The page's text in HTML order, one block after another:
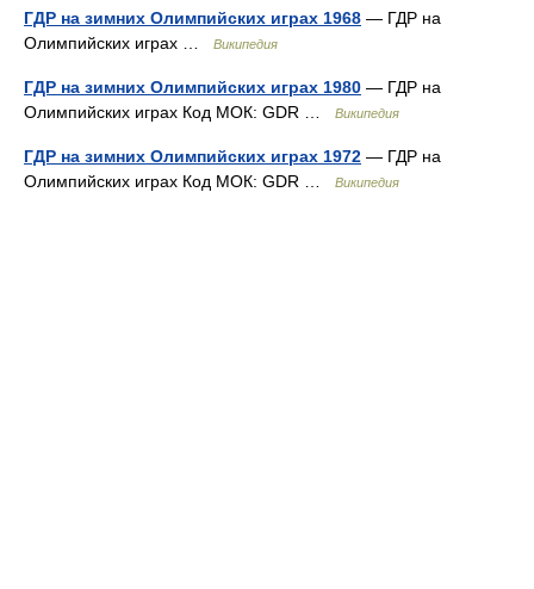
ГДР на зимних Олимпийских играх 1968 — ГДР на
Олимпийских играх …
Википедия
ГДР на зимних Олимпийских играх 1980 — ГДР на
Олимпийских играх Код МОК: GDR …
Википедия
ГДР на зимних Олимпийских играх 1972 — ГДР на
Олимпийских играх Код МОК: GDR …
Википедия